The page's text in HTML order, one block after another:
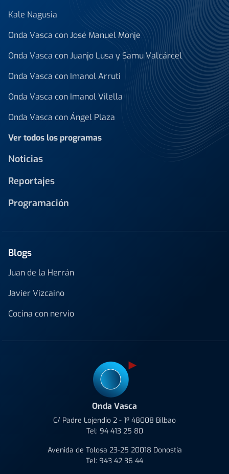
Kale Nagusia
Onda Vasca con José Manuel Monje
Onda Vasca con Juanjo Lusa y Samu Valcárcel
Onda Vasca con Imanol Arruti
Onda Vasca con Imanol Vilella
Onda Vasca con Ángel Plaza
Ver todos los programas
Noticias
Reportajes
Programación
Blogs
Juan de la Herrán
Javier Vizcaino
Cocina con nervio
Onda Vasca
C/ Padre Lojendio 2 - 1º 48008 Bilbao
Tel: 94 413 25 80
Avenida de Tolosa 23-25 20018 Donostia
Tel: 943 42 36 44